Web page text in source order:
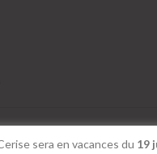
sera en vacances du 19